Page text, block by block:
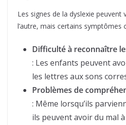
Les signes de la dyslexie peuvent
l’autre, mais certains symptômes
Difficulté à reconnaître
: Les enfants peuvent
les lettres aux sons
Problèmes de
: Même lorsqu’ils
ils peuvent avoir du mal